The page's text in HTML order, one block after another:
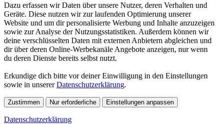
Dazu erfassen wir Daten über unsere Nutzer, deren Verhalten und
Geräte. Diese nutzen wir zur laufenden Optimierung unserer
Website und um dir personalisierte Werbung und Inhalte anzuzeigen
sowie zur Analyse der Nutzungsstatistiken. Außerdem können wir
deine verschlüsselten Daten mit externen Anbietern abgleichen und
dir über deren Online-Werbekanäle Angebote anzeigen, nur wenn
du deren Dienste bereits selbst nutzt.
Erkundige dich bitte vor deiner Einwilligung in den Einstellungen
sowie in unsererDatenschutzerklärung.
Zustimmen Nur erforderliche Einstellungen anpassen
Datenschutzerklärung